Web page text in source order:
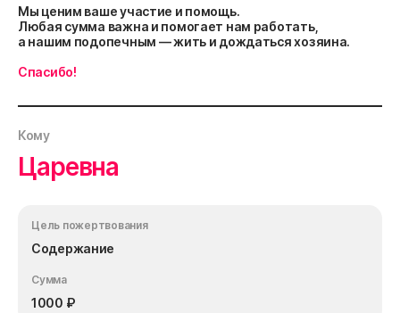
Мы ценим ваше участие и помощь.
Любая сумма важна и помогает нам работать,
а нашим подопечным — жить и дождаться хозяина.
Спасибо!
Кому
Царевна
Цель пожертвования
Содержание
Сумма
1000 ₽